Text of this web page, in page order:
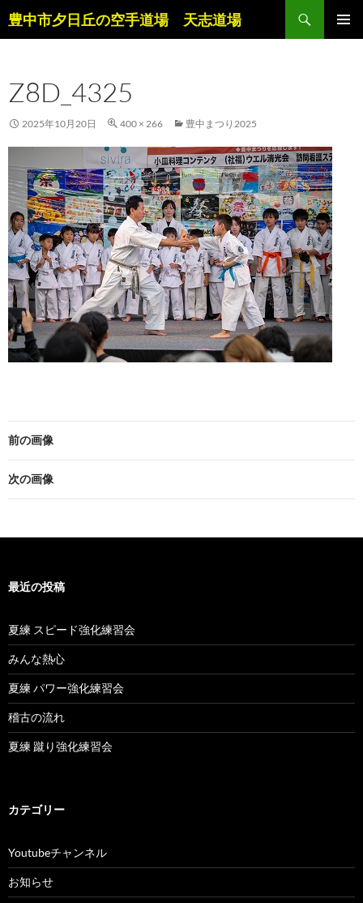
ン
ツ
へ
ス
キ
ッ
プ
豊中市夕日丘の空手道場 天志道場
検
索
Z8D_4325
2025年10月20日 400 × 266 豊中まつり2025
前の画像
次の画像
最近の投稿
夏練 スピード強化練習会
みんな熱心
夏練 パワー強化練習会
稽古の流れ
夏練 蹴り強化練習会
カテゴリー
Youtubeチャンネル
お知らせ